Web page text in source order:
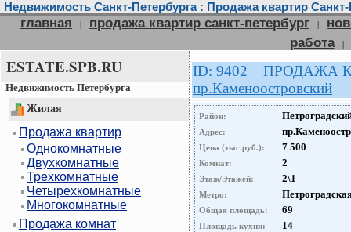
Недвижимость Санкт-Петербурга : Продажа квартир Санкт-
главная | продажа квартир санкт-петербург |
работа
|
ESTATE.SPB.RU
Недвижимость Петербурга
Жилая
Продажа квартир
Однокомнатные
Двухкомнатные
Трехкомнатные
Четырехкомнатные
Многокомнатные
Продажа комнат
ID: 9402 ПРОДАЖА
пр.Каменоостровский
Район:
Адрес:
Цена (тыс.руб.): 7 500
Комнат: 2
Этаж/Этажей: 2\1
Метро:
Общая площадь: 69
Площадь кухни: 14